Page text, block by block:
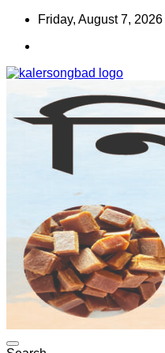
Skip
content
Friday, August 7, 2026
কালের সংবাদ
www.kalersongbad.com